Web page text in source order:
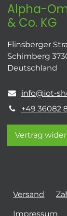
Alpha-
& Co. KG
Flinsberger
Schimberg
Deutschland
info@iot-
+49 36082
Vertrag
Versand
Impressum